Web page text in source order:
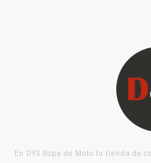
En DYS Ropa de Moto tu tienda